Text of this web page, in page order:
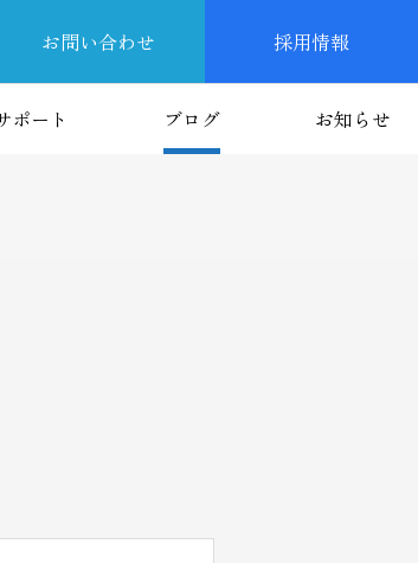
お問い合わせ 採用情報
ポート ブログ お知らせ